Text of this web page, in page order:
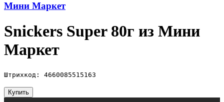
Мини Маркет
Snickers Super 80г из Мини
Маркет
Штрихкод: 4660085515163
Купить